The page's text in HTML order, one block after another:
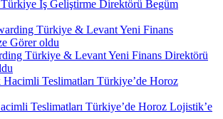
İş Geliştirme Direktörü Begüm
Türkiye & Levant Yeni Finans Direktörü
Teslimatları Türkiye’de Horoz Lojistik’e